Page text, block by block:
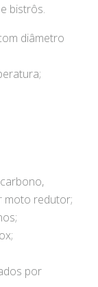
bistrôs.
diâmetro
moto redutor;
por